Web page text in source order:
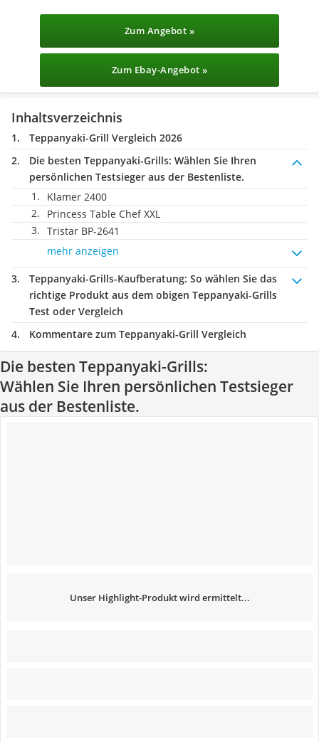
Zum Angebot »
Zum Ebay-Angebot »
Inhaltsverzeichnis
Teppanyaki-Grill Vergleich 2026
Die besten Teppanyaki-Grills: Wählen Sie Ihren
persönlichen Testsieger aus der Bestenliste.
Klamer 2400
Princess Table Chef XXL
Tristar BP-2641
mehr anzeigen
Teppanyaki-Grills-Kaufberatung: So wählen Sie das
richtige Produkt aus dem obigen Teppanyaki-Grills
Test oder Vergleich
Kommentare zum Teppanyaki-Grill Vergleich
Die besten Teppanyaki-Grills:
Wählen Sie Ihren persönlichen Testsieger
aus der Bestenliste.
Unser Highlight-Produkt wird ermittelt...